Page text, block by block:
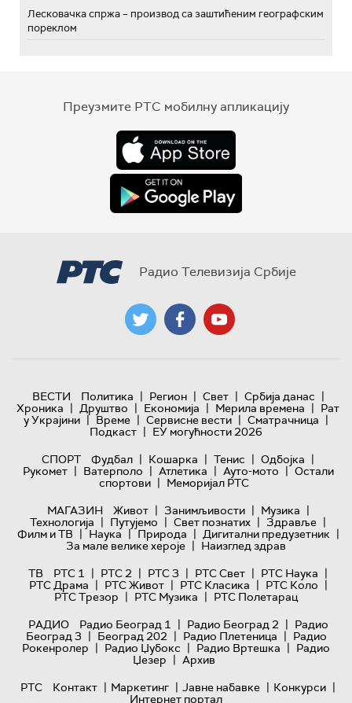
Лесковачка спржа – производ са заштићеним географским
пореклом
Преузмите РТС мобилну апликацију
Радио Телевизија Србије
ВЕСТИ Политика | Регион | Свет | Србија данас |
Хроника | Друштво | Економија | Мерила времена | Рат
у Украјини | Време | Сервисне вести | Сматрачница |
Подкаст | ЕУ могућности 2026
СПОРТ
Фудбал | Кошарка | Тенис | Одбојка |
Рукомет | Ватерполо | Атлетика | Ауто-мото | Остали
спортови | Меморијал РТС
МАГАЗИН
Живот | Занимљивости | Музика |
Технологијa | Путујемо | Свет познатих | Здравље |
Филм и ТВ | Наука | Природа | Дигитални предузетник |
За мале велике хероје | Наизглед здрав
ТВ
РТС 1 | РТС 2 | РТС 3 | РТС Свет | РТС Наука |
РТС Драма | РТС Живот | РТС Класика | РТС Коло |
РТС Трезор | РТС Музика | РТС Полетарац
РАДИО
Радио Београд 1 | Радио Београд 2 | Радио
Београд 3 | Београд 202 | Радио Плетеница | Радио
Рокенролер | Радио Џубокс | Радио Вртешка | Радио
Џезер | Архив
РТС
Контакт | Маркетинг | Јавне набавке | Конкурси |
Интернет портал